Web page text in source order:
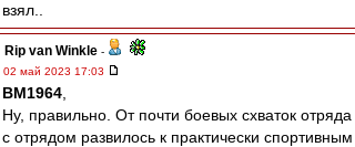
взял..
Rip van Winkle -
02 май 2023 17:03
BM1964
Ну, правильно. От почти боевых схваток отряда
с отрядом развилось к практически спортивным